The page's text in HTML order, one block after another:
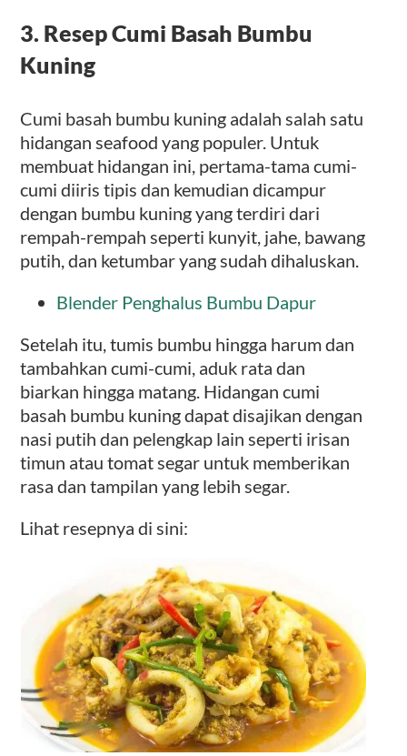
3. Resep Cumi Basah Bumbu
Kuning
Cumi basah bumbu kuning adalah salah satu
hidangan seafood yang populer. Untuk
membuat hidangan ini, pertama-tama cumi-
cumi diiris tipis dan kemudian dicampur
dengan bumbu kuning yang terdiri dari
rempah-rempah seperti kunyit, jahe, bawang
putih, dan ketumbar yang sudah dihaluskan.
Blender Penghalus Bumbu Dapur
Setelah itu, tumis bumbu hingga harum dan
tambahkan cumi-cumi, aduk rata dan
biarkan hingga matang. Hidangan cumi
basah bumbu kuning dapat disajikan dengan
nasi putih dan pelengkap lain seperti irisan
timun atau tomat segar untuk memberikan
rasa dan tampilan yang lebih segar.
Lihat resepnya di sini: